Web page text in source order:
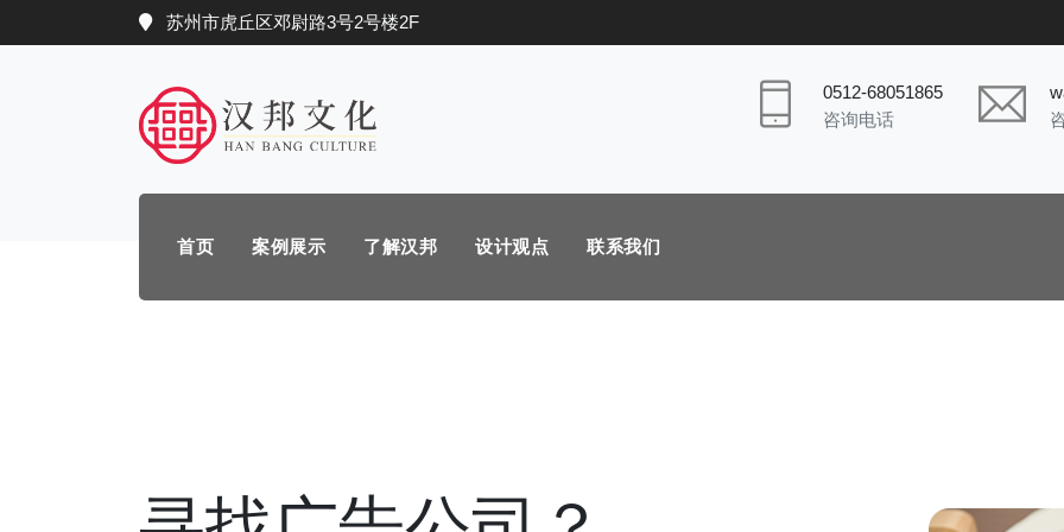
苏州市虎丘区邓尉路3号2号楼2F
0512-68051865
咨询电话
首页 案例展示 了解汉邦 设计观点 联系我们